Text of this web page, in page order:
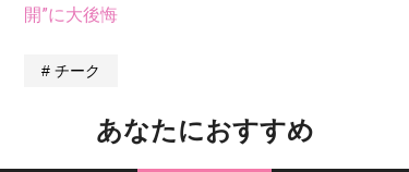
開”に大後悔
チーク
あなたにおすすめ